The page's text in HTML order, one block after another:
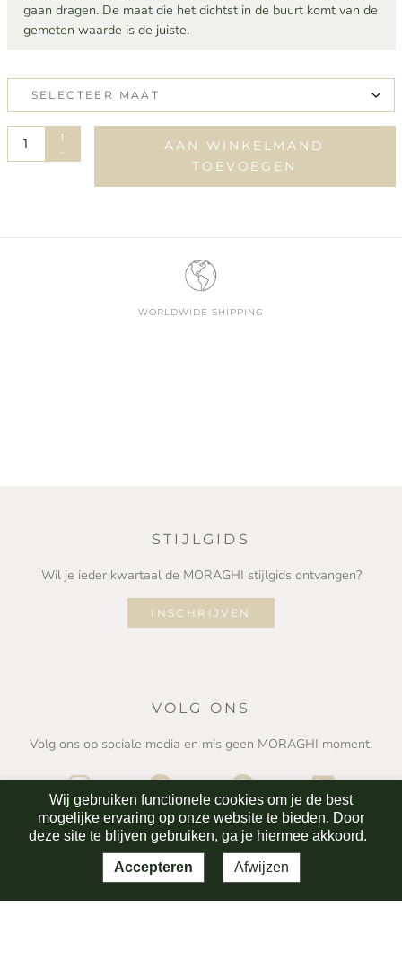
gaan dragen. De maat die het dichtst in de buurt komt van de
gemeten waarde is de juiste.
ZAPPALA+
-
AAN WINKELMAND
TOEVOEGEN
WORLDWIDE SHIPPING
STIJLGIDS
Wil je ieder kwartaal de MORAGHI stijlgids ontvangen?
INSCHRIJVEN
VOLG ONS
Volg ons op sociale media en mis geen MORAGHI moment.
Wij gebruiken functionele cookies om je de best
mogelijke ervaring op onze website te bieden. Door
deze site te blijven gebruiken, ga je hiermee akkoord.
Accepteren Afwijzen